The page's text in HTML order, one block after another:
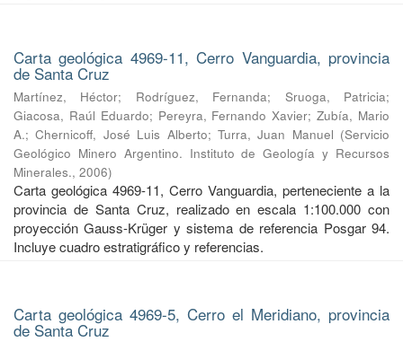
Carta geológica 4969-11, Cerro Vanguardia, provincia
de Santa Cruz
Martínez, Héctor; Rodríguez, Fernanda; Sruoga, Patricia;
Giacosa, Raúl Eduardo; Pereyra, Fernando Xavier;Zubía, Mario
A.;Chernicoff, José Luis Alberto; Turra, Juan Manuel (Servicio
Geológico Minero Argentino. Instituto de Geología y Recursos
Minerales., 2006)
Carta geológica 4969-11, Cerro Vanguardia, perteneciente a la
provincia de Santa Cruz, realizado en escala 1:100.000 con
proyección Gauss-Krüger y sistema de referencia Posgar 94.
Incluye cuadro estratigráfico y referencias.
Carta geológica 4969-5, Cerro el Meridiano, provincia
de Santa Cruz